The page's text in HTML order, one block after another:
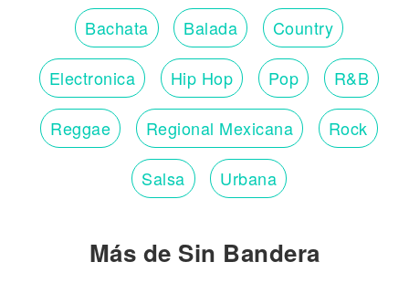
Bachata Balada Country
Electronica Hip Hop Pop R&B
Reggae Regional Mexicana Rock
Salsa Urbana
Más de Sin Bandera